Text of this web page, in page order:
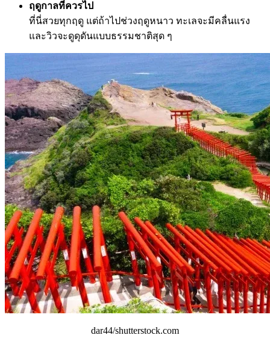
ฤดูกาลที่ควรไป
ที่นี่สวยทุกฤดู แต่ถ้าไปช่วงฤดูหนาว ทะเลจะมีคลื่นแรง
และวิวจะดูดุดันแบบธรรมชาติสุด ๆ
dar44/shutterstock.com